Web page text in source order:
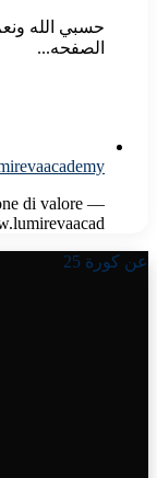
حسبي الله
الصفحه...
di valore —
عن كورة 25